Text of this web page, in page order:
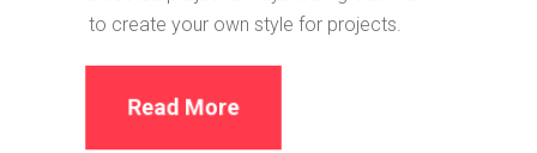
to create your own style for projects.
Read More